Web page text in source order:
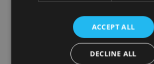
ACCEPT ALL
DECLINE ALL